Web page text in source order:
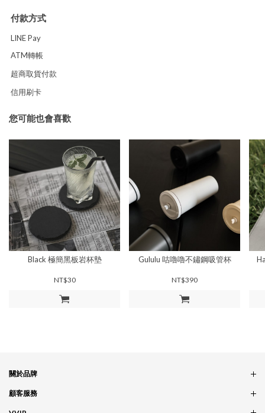
付款方式
LINE Pay
ATM轉帳
超商取貨付款
信用刷卡
您可能也會喜歡
加入購物車
Black 極簡黑板岩杯墊
NT$30
加入購物車
Gululu 咕嚕嚕不鏽鋼吸管杯
NT$390
關於品牌
品牌概念
服務條款
顧客服務